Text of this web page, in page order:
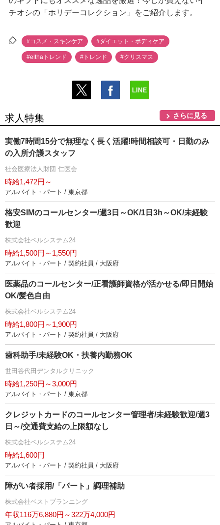
チオシの「ホリデーコレクション」をご紹介します。
#コスメ・スキンケア #ダイエット・ボディケア
#elthaトレンド #トレンド #クリスマス
求人特集 さらに見る
実働7時間15分で無理なく長く活躍!時間相談可・日勤のみ
の入所介護スタッフ
社会医療法人財団 仁医会
時給1,472円～
アルバイト・パート / 東京都
格安SIMのコールセンター/週3日～OK/1日3h～OK/未経験
歓迎
株式会社ベルシステム24
時給1,500円～1,550円
アルバイト・パート / 契約社員 / 大阪府
医薬品のコールセンター/正看護師資格が活かせる/即日開始
OK/髪色自由
株式会社ベルシステム24
時給1,800円～1,900円
アルバイト・パート / 契約社員 / 大阪府
歯科助手/未経験OK・扶養内勤務OK
世田谷代田デンタルクリニック
時給1,250円～3,000円
アルバイト・パート / 東京都
クレジットカードのコールセンター管理者/未経験歓迎/週3
日～/交通費支給の上限額なし
株式会社ベルシステム24
時給1,600円
アルバイト・パート / 契約社員 / 大阪府
障がい者採用/「パート」調理補助
株式会社ベストプランニング
年収116万6,880円～322万4,000円